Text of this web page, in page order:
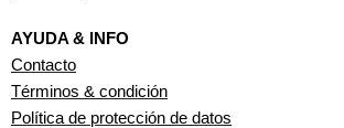
AYUDA & INFO
Contacto
Términos & condición
Política de protección de datos